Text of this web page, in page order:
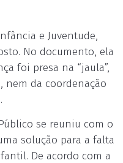
e Juventude,
No documento, ela
foi presa na “jaula”,
nem da coordenação
se reuniu com o
solução para a falta
De acordo com a